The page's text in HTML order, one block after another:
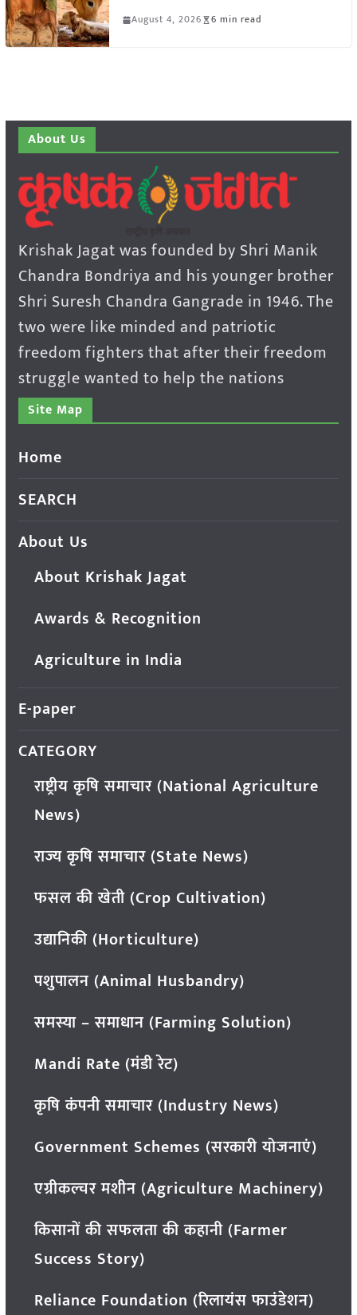
August 4, 2026 6 min read
About Us
Krishak Jagat was founded by Shri Manik
Chandra Bondriya and his younger brother
Shri Suresh Chandra Gangrade in 1946. The
two were like minded and patriotic
freedom fighters that after their freedom
struggle wanted to help the nations
Site Map
Home
SEARCH
About Us
About Krishak Jagat
Awards & Recognition
Agriculture in India
E-paper
CATEGORY
राष्ट्रीय कृषि समाचार (National Agriculture
News)
राज्य कृषि समाचार (State News)
फसल की खेती (Crop Cultivation)
उद्यानिकी (Horticulture)
पशुपालन (Animal Husbandry)
समस्या – समाधान (Farming Solution)
Mandi Rate (मंडी रेट)
कृषि कंपनी समाचार (Industry News)
Government Schemes (सरकारी योजनाएं)
एग्रीकल्चर मशीन (Agriculture Machinery)
किसानों की सफलता की कहानी (Farmer
Success Story)
Reliance Foundation (रिलायंस फाउंडेशन)